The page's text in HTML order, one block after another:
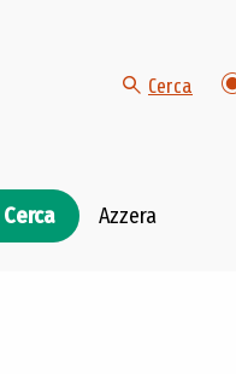
Cerca
Cerca Azzera